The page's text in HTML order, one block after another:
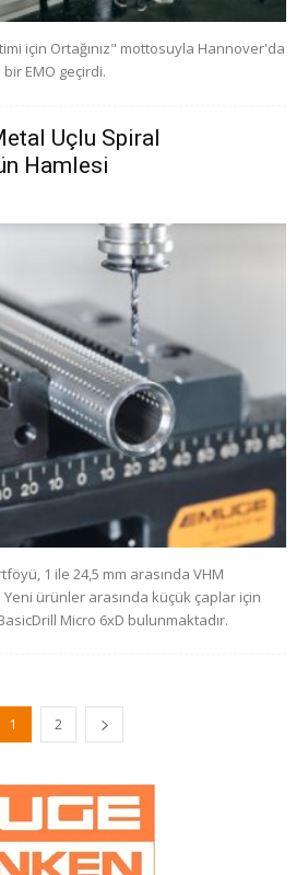
için Ortağınız" mottosuyla Hannover'da
bir EMO geçirdi.
Uçlu Spiral
Hamlesi
1 ile 24,5 mm arasında VHM
ürünler arasında küçük çaplar için
Micro 6xD bulunmaktadır.
1 2